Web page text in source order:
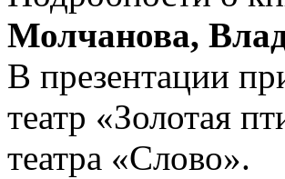
Молчанова,
В презентации
театр «Золотая
театра «Слово».